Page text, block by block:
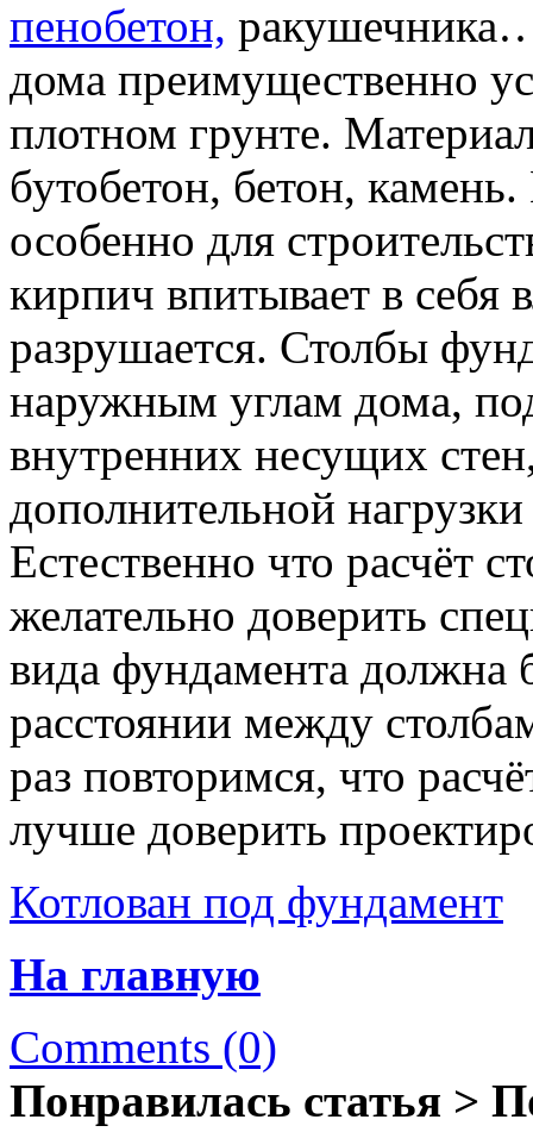
пенобетон,
дома преимущественно
плотном грунте.
бутобетон, бетон,
особенно для
кирпич впитывает в себя
разрушается. Столбы
наружным углам дома,
внутренних несущих
дополнительной
Естественно что расчёт
желательно доверить
вида фундамента должна
расстоянии между
раз повторимся, что
лучше доверить
Котлован под фундамент
На главную
Comments (0)
Понравилась статья >